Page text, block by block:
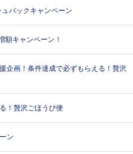
バックキャンペーン
額キャンペーン！
画！条件達成で必ずもらえる！贅沢
！贅沢ごほうび便
ン